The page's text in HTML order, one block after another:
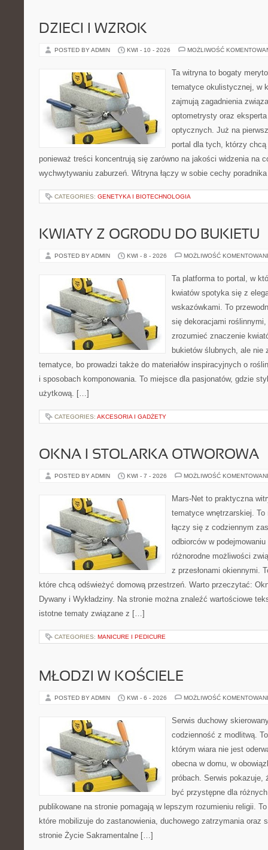
DZIECI I WZROK
POSTED BY ADMIN KWI - 10 - 2026 MOŻLIWOŚĆ
Ta witryna to bogaty
tematyce okulistycznej, w
zajmują zagadnienia
optometrysty oraz
optycznych. Już na
portal dla tych, którzy
ponieważ treści koncentrują się zarówno na jakości widzenia na
wychwytywaniu zaburzeń. Witryna łączy w sobie cechy
CATEGORIES: GENETYKA I BIOTECHNOLOGIA
KWIATY Z OGRODU DO BUKIETU
POSTED BY ADMIN KWI - 8 - 2026 MOŻLIWOŚĆ
Ta platforma to portal, w
kwiatów spotyka się z
wskazówkami. To
się dekoracjami
zrozumieć znaczenie
bukietów ślubnych, ale nie
tematyce, bo prowadzi także do materiałów inspiracyjnych o
i sposobach komponowania. To miejsce dla pasjonatów, gdzie
użytkową. […]
CATEGORIES: AKCESORIA I GADŻETY
OKNA I STOLARKA OTWOROWA
POSTED BY ADMIN KWI - 7 - 2026 MOŻLIWOŚĆ
Mars-Net to praktyczna
tematyce wnętrzarskiej.
łączy się z codziennym
odbiorców w
różnorodne możliwości
z przesłonami okiennymi.
które chcą odświeżyć domową przestrzeń. Warto przeczytać:
Dywany i Wykładziny. Na stronie można znaleźć wartościowe
istotne tematy związane z […]
CATEGORIES: MANICURE I PEDICURE
MŁODZI W KOŚCIELE
POSTED BY ADMIN KWI - 6 - 2026 MOŻLIWOŚĆ
Serwis duchowy
codzienność z modlitwą.
którym wiara nie jest
obecna w domu, w
próbach. Serwis pokazuje,
być przystępne dla
publikowane na stronie pomagają w lepszym rozumieniu religii.
które mobilizuje do zastanowienia, duchowego zatrzymania oraz
stronie Życie Sakramentalne […]